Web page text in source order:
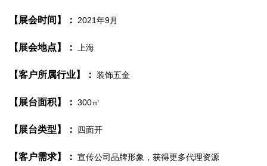
【展会时间】： 2021年9月
【展会地点】： 上海
【客户所属行业】： 装饰五金
【展台面积】： 300㎡
【展台类型】： 四面开
【客户需求】： 宣传公司品牌形象，获得更多代理资源